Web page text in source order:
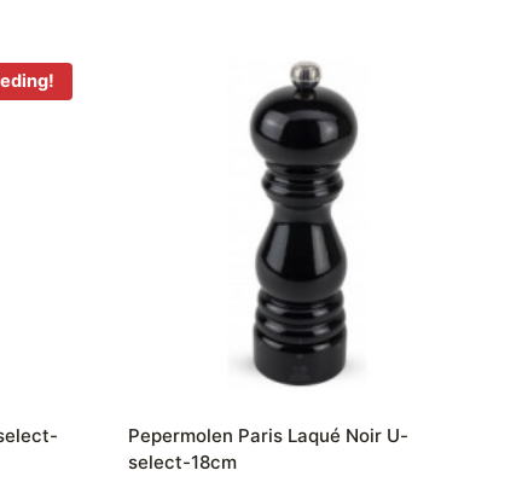
Pepermolen Paris Laqué Noir U-
select-18cm